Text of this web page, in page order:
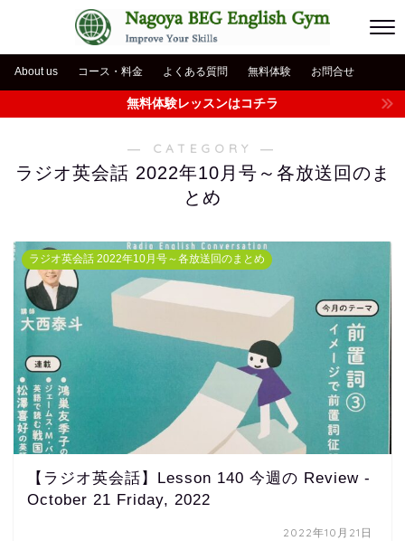
About us コース・料金 よくある質問 無料体験 お問合せ
無料体験レッスンはコチラ
― CATEGORY ―
ラジオ英会話 2022年10月号～各放送回のま
とめ
ラジオ英会話 2022年10月号～各放送回のまとめ
【ラジオ英会話】Lesson 140 今週の Review -
October 21 Friday, 2022
2022年10月21日